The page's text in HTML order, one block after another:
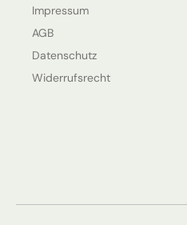
Impressum
AGB
Datenschutz
Widerrufsrecht